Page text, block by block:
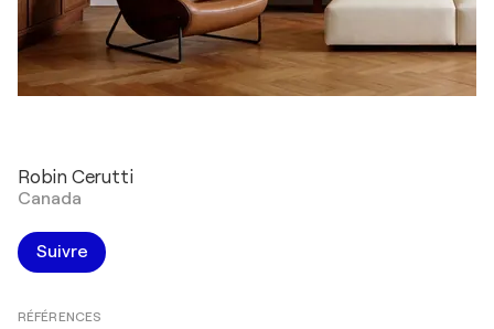
Robin Cerutti
Canada
Suivre
RÉFÉRENCES